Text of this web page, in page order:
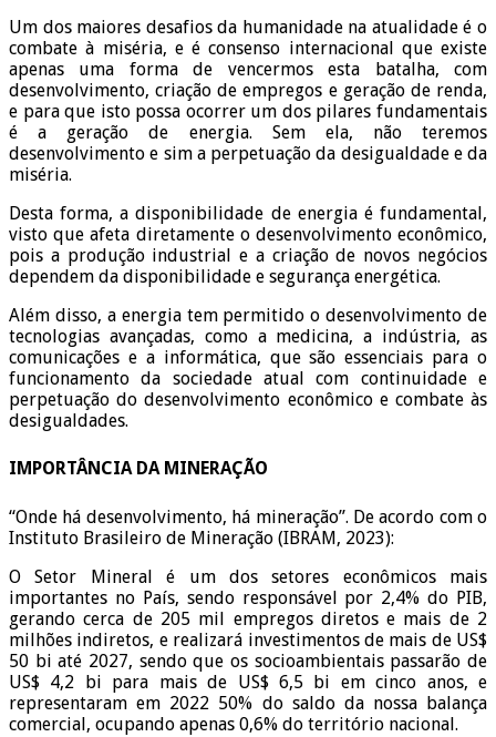
Um dos maiores desafios da humanidade na atualidade é o
combate à miséria, e é consenso internacional que existe
apenas uma forma de vencermos esta batalha, com
desenvolvimento, criação de empregos e geração de renda,
e para que isto possa ocorrer um dos pilares fundamentais
é a geração de energia. Sem ela, não teremos
desenvolvimento e sim a perpetuação da desigualdade e da
miséria.
Desta forma, a disponibilidade de energia é fundamental,
visto que afeta diretamente o desenvolvimento econômico,
pois a produção industrial e a criação de novos negócios
dependem da disponibilidade e segurança energética.
Além disso, a energia tem permitido o desenvolvimento de
tecnologias avançadas, como a medicina, a indústria, as
comunicações e a informática, que são essenciais para o
funcionamento da sociedade atual com continuidade e
perpetuação do desenvolvimento econômico e combate às
desigualdades.
IMPORTÂNCIA DA MINERAÇÃO
“Onde há desenvolvimento, há mineração”. De acordo com o
Instituto Brasileiro de Mineração (IBRAM, 2023):
O Setor Mineral é um dos setores econômicos mais
importantes no País, sendo responsável por 2,4% do PIB,
gerando cerca de 205 mil empregos diretos e mais de 2
milhões indiretos, e realizará investimentos de mais de US$
50 bi até 2027, sendo que os socioambientais passarão de
US$ 4,2 bi para mais de US$ 6,5 bi em cinco anos, e
representaram em 2022 50% do saldo da nossa balança
comercial, ocupando apenas 0,6% do território nacional.